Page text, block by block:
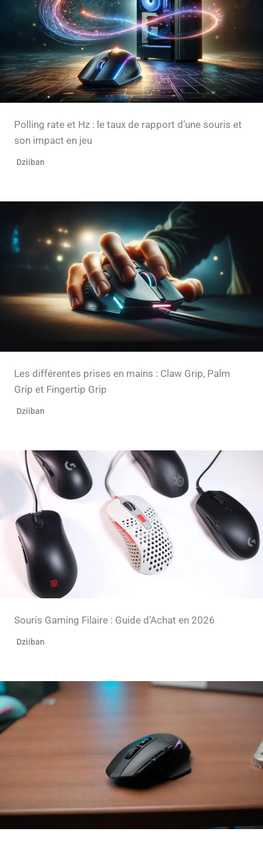
Polling rate et Hz : le taux de rapport d’une souris et
son impact en jeu
Dziiban
Les différentes prises en mains : Claw Grip, Palm
Grip et Fingertip Grip
Dziiban
Souris Gaming Filaire : Guide d’Achat en 2026
Dziiban